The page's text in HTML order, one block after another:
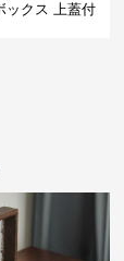
ックス 上蓋付